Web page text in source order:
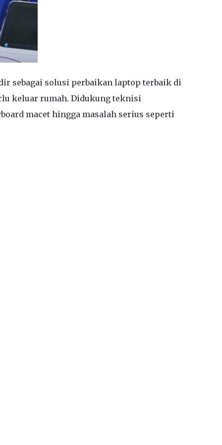
sebagai solusi perbaikan laptop terbaik di
keluar rumah. Didukung teknisi
macet hingga masalah serius seperti